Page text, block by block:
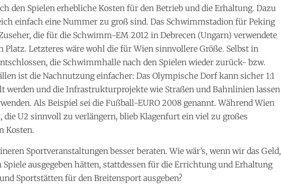
den Spielen erhebliche Kosten für den Betrieb und die Erhaltung. Dazu
einfach eine Nummer zu groß sind. Das Schwimmstadion für Peking
die für die Schwimm-EM 2012 in Debrecen (Ungarn) verwendete
Platz. Letzteres wäre wohl die für Wien sinnvollere Größe. Selbst in
die Schwimmhalle nach den Spielen wieder zurück- bzw.
ist die Nachnutzung einfacher: Das Olympische Dorf kann sicher 1:1
werden und die Infrastrukturprojekte wie Straßen und Bahnlinien lassen
Als Beispiel sei die Fußball-EURO 2008 genannt. Während Wien
die U2 sinnvoll zu verlängern, blieb Klagenfurt ein viel zu großes
Kosten.
Sportveranstaltungen besser beraten. Wie wär’s, wenn wir das Geld,
ausgegeben hätten, stattdessen für die Errichtung und Erhaltung
Sportstätten für den Breitensport ausgeben?